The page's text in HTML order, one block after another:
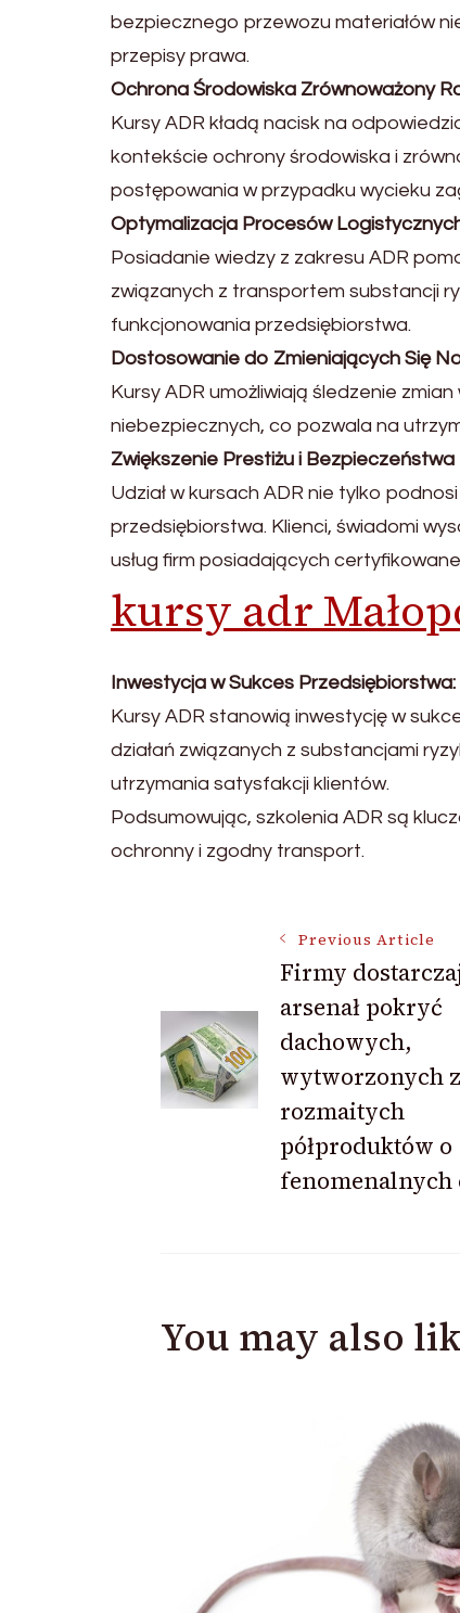
bezpiecznego przewozu materiałów
przepisy prawa.
Ochrona Środowiska Zrównoważony
Kursy ADR kładą nacisk na
kontekście ochrony środowiska i
postępowania w przypadku wycieku
Optymalizacja Procesów
Posiadanie wiedzy z zakresu ADR
związanych z transportem substancji
funkcjonowania przedsiębiorstwa.
Dostosowanie do Zmieniających Się
Kursy ADR umożliwiają śledzenie
niebezpiecznych, co pozwala na
Zwiększenie Prestiżu i Bezpieczeństwa
Udział w kursach ADR nie tylko
przedsiębiorstwa. Klienci, świadomi
usług firm posiadających
kursy adr
Inwestycja w Sukces Przedsiębiorstwa:
Kursy ADR stanowią inwestycję w
działań związanych z substancjami
utrzymania satysfakcji klientów.
Podsumowując, szkolenia ADR są
ochronny i zgodny transport.
Navigation
Previous Article
Firmy
arsenał pokryć
dachowych,
wytworzonych z
rozmaitych
półproduktów o
fenomenalnych
You may also